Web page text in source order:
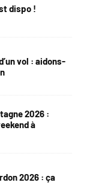
dispo !
vol : aidons-
2026 :
à
2026 : ça